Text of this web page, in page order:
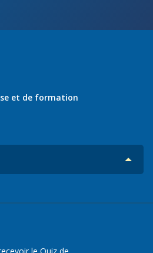
et de formation